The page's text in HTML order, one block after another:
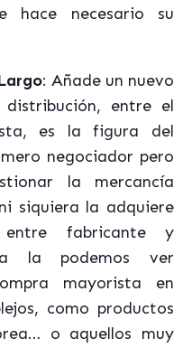
hace necesario su
: Añade un nuevo
entre el
es la figura del
negociador pero
la mercancía
siquiera la adquiere
fabricante y
la podemos ver
mayorista en
como productos
o aquellos muy